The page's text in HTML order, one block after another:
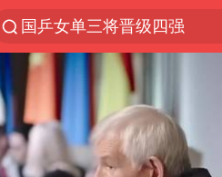
国乒女单三将晋级四强
光影经济撬动暑期消费新蓝海
宁夏运动会开幕
马克·艾伦退出斯诺克中国公
微信又有新功能，你可以“